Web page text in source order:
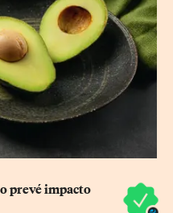
prevé impacto